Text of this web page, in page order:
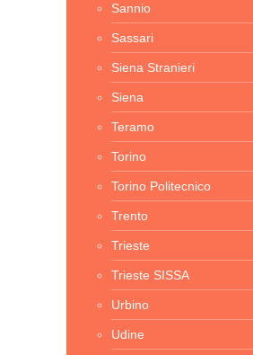
Sannio
Sassari
Siena Stranieri
Siena
Teramo
Torino
Torino Politecnico
Trento
Trieste
Trieste SISSA
Urbino
Udine